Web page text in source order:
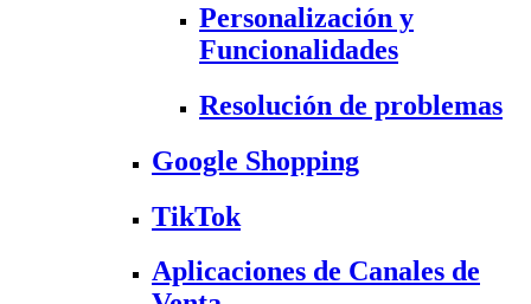
Personalización y
Funcionalidades
Resolución de problemas
Google Shopping
TikTok
Aplicaciones de Canales de